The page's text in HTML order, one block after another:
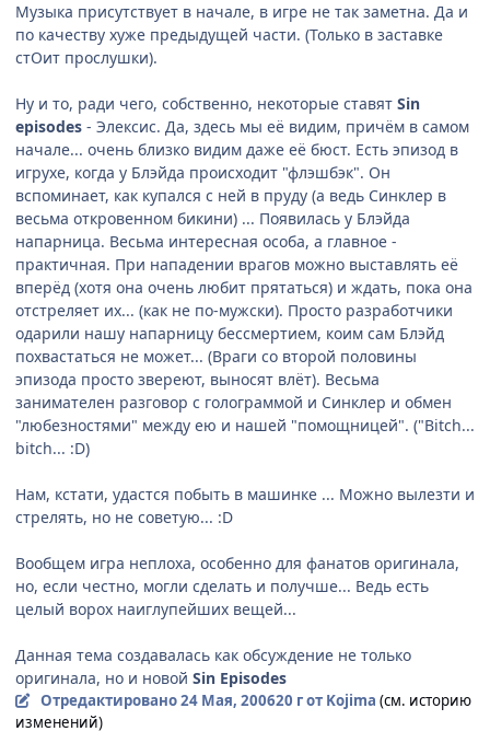
Музыка присутствует в начале, в игре не так заметна. Да и
по качеству хуже предыдущей части. (Только в заставке
стОит прослушки).
Ну и то, ради чего, собственно, некоторые ставят Sin
episodes - Элексис. Да, здесь мы её видим, причём в самом
начале... очень близко видим даже её бюст. Есть эпизод в
игрухе, когда у Блэйда происходит "флэшбэк". Он
вспоминает, как купался с ней в пруду (а ведь Синклер в
весьма откровенном бикини) ... Появилась у Блэйда
напарница. Весьма интересная особа, а главное -
практичная. При нападении врагов можно выставлять её
вперёд (хотя она очень любит прятаться) и ждать, пока она
отстреляет их... (как не по-мужски). Просто разработчики
одарили нашу напарницу бессмертием, коим сам Блэйд
похвастаться не может... (Враги со второй половины
эпизода просто звереют, выносят влёт). Весьма
занимателен разговор с голограммой и Синклер и обмен
"любезностями" между ею и нашей "помощницей". ("Bitch...
bitch... :D)
Нам, кстати, удастся побыть в машинке ... Можно вылезти и
стрелять, но не советую... :D
Вообщем игра неплоха, особенно для фанатов оригинала,
но, если честно, могли сделать и получше... Ведь есть
целый ворох наиглупейших вещей...
Данная тема создавалась как обсуждение не только
оригинала, но и новой Sin Episodes
Отредактировано24 Мая, 200620 гот Kojima (см. историю
изменений)